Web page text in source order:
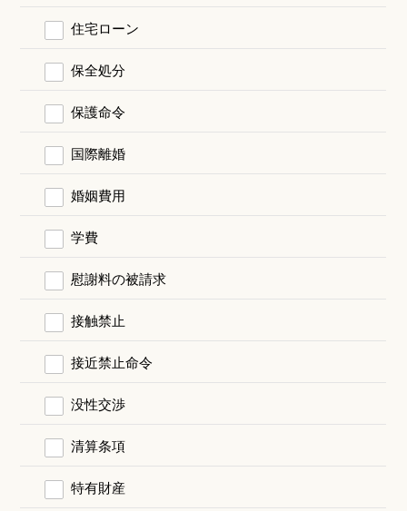
住宅ローン
保全処分
保護命令
国際離婚
婚姻費用
学費
慰謝料の被請求
接触禁止
接近禁止命令
没性交渉
清算条項
特有財産